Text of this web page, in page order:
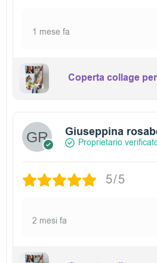
1 mese fa
Coperta collage
Giuseppina
Proprietario
5/5
2 mesi fa